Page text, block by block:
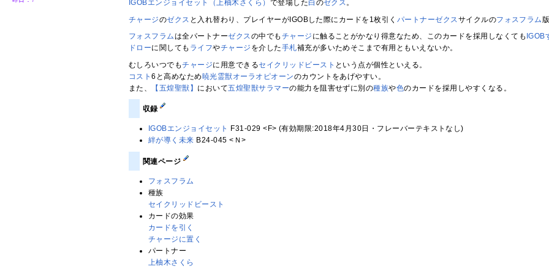
IGOBエンジョイセット（上柚木さくら） で登場した白 のゼクス。
チャージのゼクス と入れ替わり、プレイヤーがIGOBした際にカードを1枚引く パートナーゼクスサイクルのフォスフラム版
フォスフラムは全パートナーゼクスの中でも チャージ に触ることがかなり得意なため、このカードを採用しなくても IGOB
ドローに関しても ライフやチャージ を介した手札補充が多いためそこまで有用ともいえないか。
むしろいつでもチャージに用意できるセイクリッドビースト という点が個性といえる。
コスト6と高めなため暁光霊獣オーラオピオーンのカウントをあげやすい。
また、
【五煌聖獣】 において五煌聖獣サラマーの能力を阻害せずに別の種族や色のカードを採用しやすくなる。
収録
IGOBエンジョイセット
F31-029 <F> (有効期限:2018年4月30日・フレーバーテキストなし)
絆が導く未来 B24-045 <Ｎ>
関連ページ
フォスフラム
種族
セイクリッドビースト
カードの効果
カードを引く
チャージに置く
パートナー
上柚木さくら